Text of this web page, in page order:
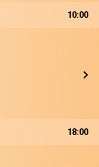
10:00
18:00